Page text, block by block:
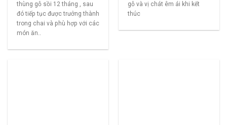
thùng gỗ sồi 12 tháng , sau
đó tiếp tục được trưởng thành
trong chai và phù hợp với các
món ăn..
gỗ và vị chát êm ái khi kết
thúc